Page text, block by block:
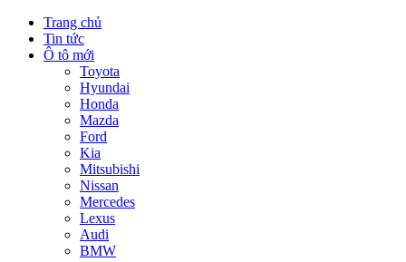
Trang chủ
Tin tức
Ô tô mới
Toyota
Hyundai
Honda
Mazda
Ford
Kia
Mitsubishi
Nissan
Mercedes
Lexus
Audi
BMW